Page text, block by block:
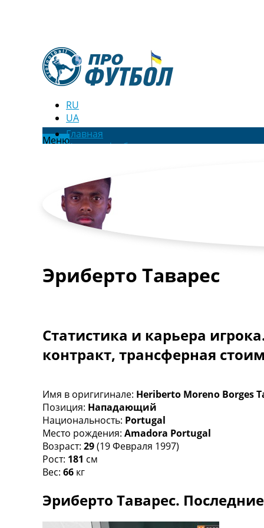
RU
UA
МенюГлавная
Новости футбола
Новости футбола Украины
Последние комментарии
Конкурс прогнозов
Логин
Рейтинги
Турниры
Чемпионат Мира
Англия. Премьер Лига
Испания. Ла Лига
Другие Турниры >>>
Таблицы групп Чемпионата Мира
Украина. Премьер-Лига
Украина. Первая Лига
Лига Чемпионов. Таблицы групп
Англия. Премьер-Лига
Испания. Ла Лига
Рейтинг стран УЕФА
Рейтинг клубов УЕФА
Рейтинг ФИФА
Эриберто Таварес
Статистика и карьера
контракт, трансферная
Имя в оригигинале: Heriberto Moreno Borges
Позиция: Нападающий
Национальность: Portugal
Место рождения: Amadora Portugal
Возраст: 29(19 Февраля 1997)
Рост: 181 см
Вес: 66 кг
Эриберто Таварес.